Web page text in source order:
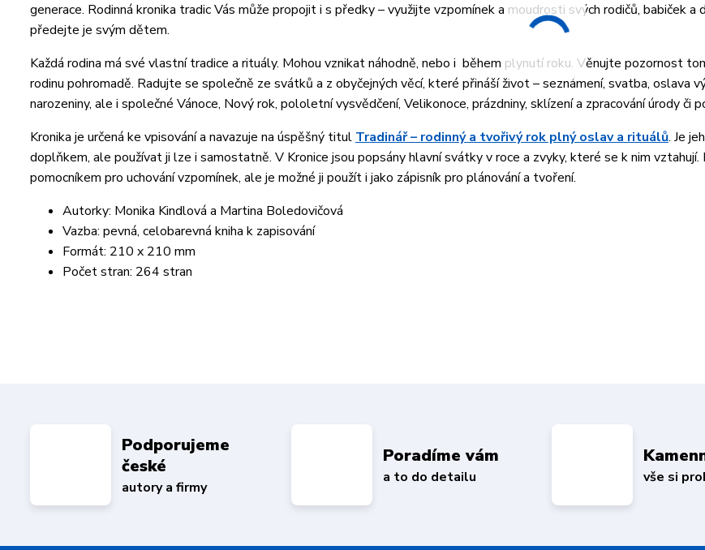
generace. Rodinná kronika tradic Vás může propojit i s předky – využijte vzpomínek a moudrosti svých rodičů, babiček a
předejte je svým dětem.
Každá rodina má své vlastní tradice a rituály. Mohou vznikat náhodně, nebo i během plynutí roku. Věnujte pozornost
rodinu pohromadě. Radujte se společně ze svátků a z obyčejných věcí, které přináší život – seznámení, svatba, oslava
narozeniny, ale i společné Vánoce, Nový rok, pololetní vysvědčení, Velikonoce, prázdniny, sklízení a zpracování úrody či
Kronika je určená ke vpisování a navazuje na úspěšný titul Tradinář – rodinný a tvořivý rok plný oslav a rituálů. Je
doplňkem, ale používat ji lze i samostatně. V Kronice jsou popsány hlavní svátky v roce a zvyky, které se k nim vztahují.
pomocníkem pro uchování vzpomínek, ale je možné ji použít i jako zápisník pro plánování a tvoření.
Autorky: Monika Kindlová a Martina Boledovičová
Vazba: pevná, celobarevná kniha k zapisování
Formát: 210 x 210 mm
Počet stran: 264 stran
Podporujeme
české
autory a firmy
Poradíme vám
a to do detailu vše si